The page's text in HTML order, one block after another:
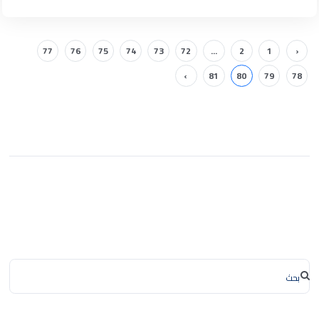
‹
1
2
...
72
73
74
75
76
77
78
79
80
81
›